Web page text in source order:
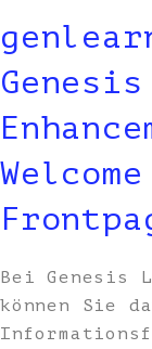
Bei Genesis
können Sie